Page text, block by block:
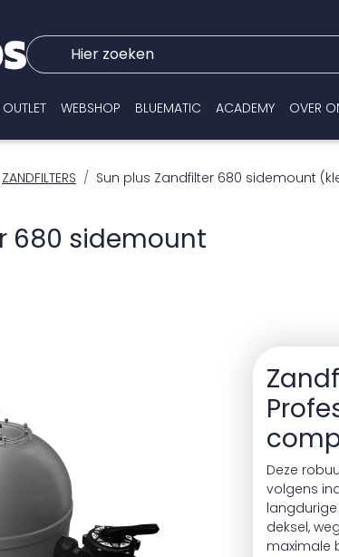
Hier zoeken
OUTLET WEBSHOP BLUEMATIC ACADEMY OVER
ZANDFILTERS Sun plus Zandfilter 680 sidemount
680 sidemount
Deze
volgens
deksel,
maximale